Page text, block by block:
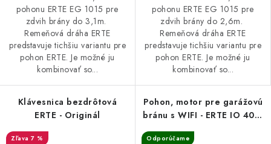
pohonu ERTE EG 1015 pre
zdvih brány do 3,1m.
Remeňová dráha ERTE
predstavuje tichšiu variantu pre
pohon ERTE. Je možné ju
kombinovať so...
pohonu ERTE EG 1015 pre
zdvih brány do 2,6m.
Remeňová dráha ERTE
predstavuje tichšiu variantu pre
pohon ERTE. Je možné ju
kombinovať so...
Klávesnica bezdrôtová
ERTE - Originál
7 %
Pohon, motor pre garážovú
bránu s WIFI - ERTE IO 4015
1200N
Odporúčame